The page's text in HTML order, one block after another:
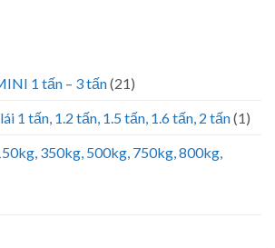
1 tấn – 3 tấn(21)
1 tấn, 1.2 tấn, 1.5 tấn, 1.6 tấn, 2 tấn(1)
350kg, 500kg, 750kg, 800kg,